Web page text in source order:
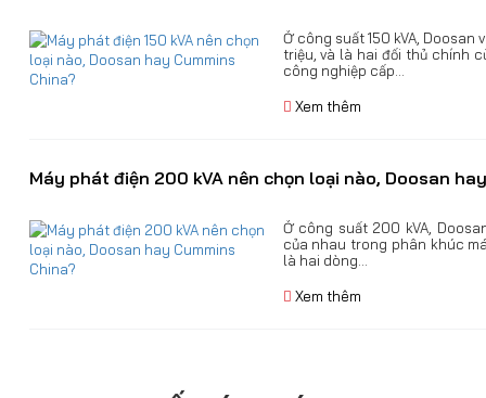
Ở công suất 150 kVA,
triệu, và là hai đối thủ chính
công nghiệp cấp...
Xem thêm
Máy phát điện 200 kVA nên chọn loại nào, Doosan
Ở công suất 200 kVA,
của nhau trong phân khúc
là hai dòng...
Xem thêm